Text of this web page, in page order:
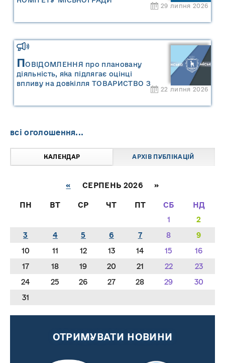
29 липня 2026
ПОВІДОМЛЕННЯ про плановану
діяльність, яка підлягає оцінці
впливу на довкілля ТОВАРИСТВО З
22 липня 2026
всі оголошення...
КАЛЕНДАР АРХІВ ПУБЛІКАЦІЙ
« СЕРПЕНЬ 2026 »
ПН ВТ СР ЧТ ПТ СБ
НД
1
2
3
4 5 6 7 8
9
10
11 12 13 14 15
16
17
18 19 20 21 22
23
24
25 26 27 28 29
30
31
ОТРИМУВАТИ НОВИНИ